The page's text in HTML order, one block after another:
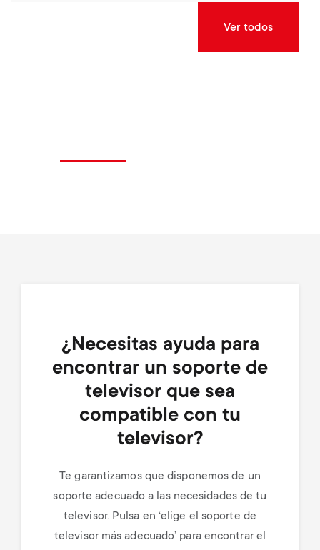
Ver todos
¿Necesitas ayuda para
encontrar un soporte de
televisor que sea
compatible con tu
televisor?
Te garantizamos que disponemos de un
soporte adecuado a las necesidades de tu
televisor. Pulsa en ‘elige el soporte de
televisor más adecuado’ para encontrar el